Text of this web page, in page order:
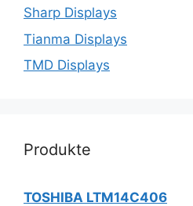
Sharp Displays
Tianma Displays
TMD Displays
Produkte
TOSHIBA LTM14C406